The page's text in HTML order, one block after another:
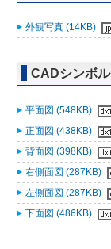
外観写真 (14KB)
CADシンボル
平面図 (548KB)
正面図 (438KB)
背面図 (398KB)
右側面図 (287KB)
左側面図 (287KB)
下面図 (486KB)